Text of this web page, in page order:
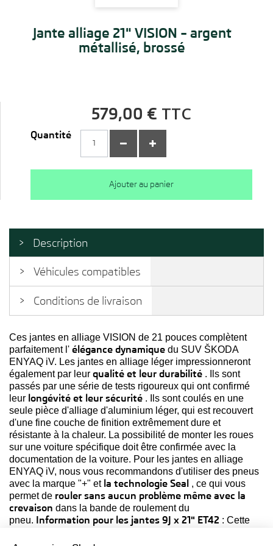
Jante alliage 21" VISION – argent
métallisé, brossé
579,00 € TTC
Quantité
Ajouter au panier
Description
Véhicules compatibles
Conditions de livraison
Ces jantes en alliage VISION de 21 pouces complètent
parfaitement l' élégance dynamique du SUV ŠKODA
ENYAQ iV. Les jantes en alliage léger impressionneront
également par leur qualité et leur durabilité . Ils sont
passés par une série de tests rigoureux qui ont confirmé
leur longévité et leur sécurité . Ils sont coulés en une
seule pièce d'alliage d'aluminium léger, qui est recouvert
d'une fine couche de finition extrêmement dure et
résistante à la chaleur. La possibilité de monter les roues
sur une voiture spécifique doit être confirmée avec la
documentation de la voiture. Pour les jantes en alliage
ENYAQ iV, nous vous recommandons d'utiliser des pneus
avec la marque "+" et la technologie Seal , ce qui vous
permet de rouler sans aucun problème même avec la
crevaison dans la bande de roulement du
pneu. Information pour les jantes 9J x 21" ET42 : Cette